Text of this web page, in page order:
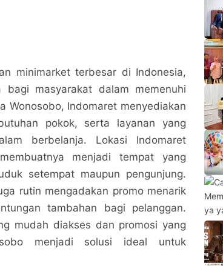
minimarket terbesar di Indonesia,
masyarakat dalam memenuhi
Wonosobo, Indomaret menyediakan
pokok, serta layanan yang
berbelanja. Lokasi Indomaret
menjadi tempat yang
setempat maupun pengunjung.
rutin mengadakan promo menarik
tambahan bagi pelanggan.
mudah diakses dan promosi yang
menjadi solusi ideal untuk